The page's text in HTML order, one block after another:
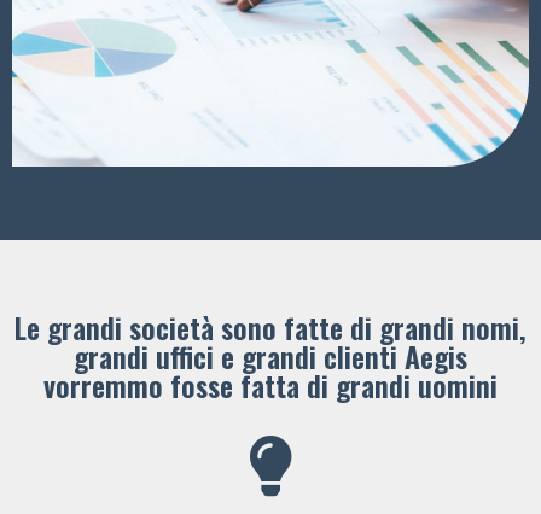
Le grandi società sono fatte di grandi nomi,
grandi uffici e grandi clienti ​Aegis
vorremmo fosse fatta di grandi uomini